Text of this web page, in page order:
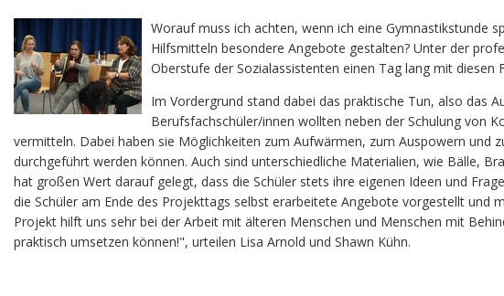
Worauf muss ich achten, wenn ich eine Gymnastikstunde
Hilfsmitteln besondere Angebote gestalten? Unter der
Oberstufe der Sozialassistenten einen Tag lang mit diesen
Im Vordergrund stand dabei das praktische Tun, also das
Berufsfachschüler/innen wollten neben der Schulung von
vermitteln. Dabei haben sie Möglichkeiten zum Aufwärmen, zum Auspowern und
durchgeführt werden können. Auch sind unterschiedliche Materialien, wie Bälle,
hat großen Wert darauf gelegt, dass die Schüler stets ihre eigenen Ideen und
die Schüler am Ende des Projekttags selbst erarbeitete Angebote vorgestellt und
Projekt hilft uns sehr bei der Arbeit mit älteren Menschen und Menschen mit
praktisch umsetzen können!", urteilen Lisa Arnold und Shawn Kühn.